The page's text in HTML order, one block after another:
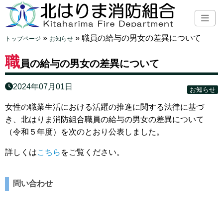
トップページ » お知らせ » 職員の給与の男女の差異について
職員の給与の男女の差異について
お知らせ
2024年07月01日
女性の職業生活における活躍の推進に関する法律に基づ
き、北はりま消防組合職員の給与の男女の差異について
（令和５年度）を次のとおり公表しました。
詳しくはこちら をご覧ください。
問い合わせ